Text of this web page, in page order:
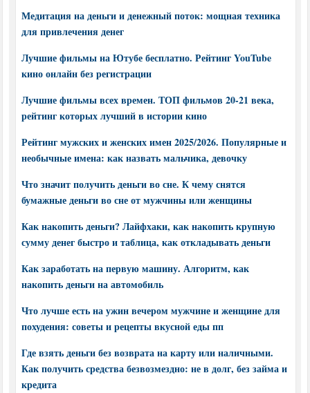
Медитация на деньги и денежный поток: мощная техника
для привлечения денег
Лучшие фильмы на Ютубе бесплатно. Рейтинг YouTube
кино онлайн без регистрации
Лучшие фильмы всех времен. ТОП фильмов 20-21 века,
рейтинг которых лучший в истории кино
Рейтинг мужских и женских имен 2025/2026. Популярные и
необычные имена: как назвать мальчика, девочку
Что значит получить деньги во сне. К чему снятся
бумажные деньги во сне от мужчины или женщины
Как накопить деньги? Лайфхаки, как накопить крупную
сумму денег быстро и таблица, как откладывать деньги
Как заработать на первую машину. Алгоритм, как
накопить деньги на автомобиль
Что лучше есть на ужин вечером мужчине и женщине для
похудения: советы и рецепты вкусной еды пп
Где взять деньги без возврата на карту или наличными.
Как получить средства безвозмездно: не в долг, без займа и
кредита